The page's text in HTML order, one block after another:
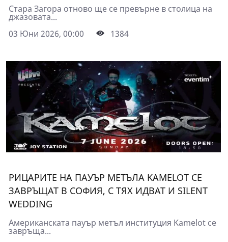
Стара Загора отново ще се превърне в столица на
джазовата...
03 Юни 2026, 00:00
1384
РИЦАРИТЕ НА ПАУЪР МЕТЪЛА KAMELOT СЕ
ЗАВРЪЩАТ В СОФИЯ, С ТЯХ ИДВАТ И SILENT
WEDDING
Американската пауър метъл институция Kamelot се
завръща...